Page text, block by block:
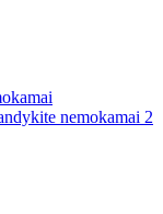
nemokamai 2